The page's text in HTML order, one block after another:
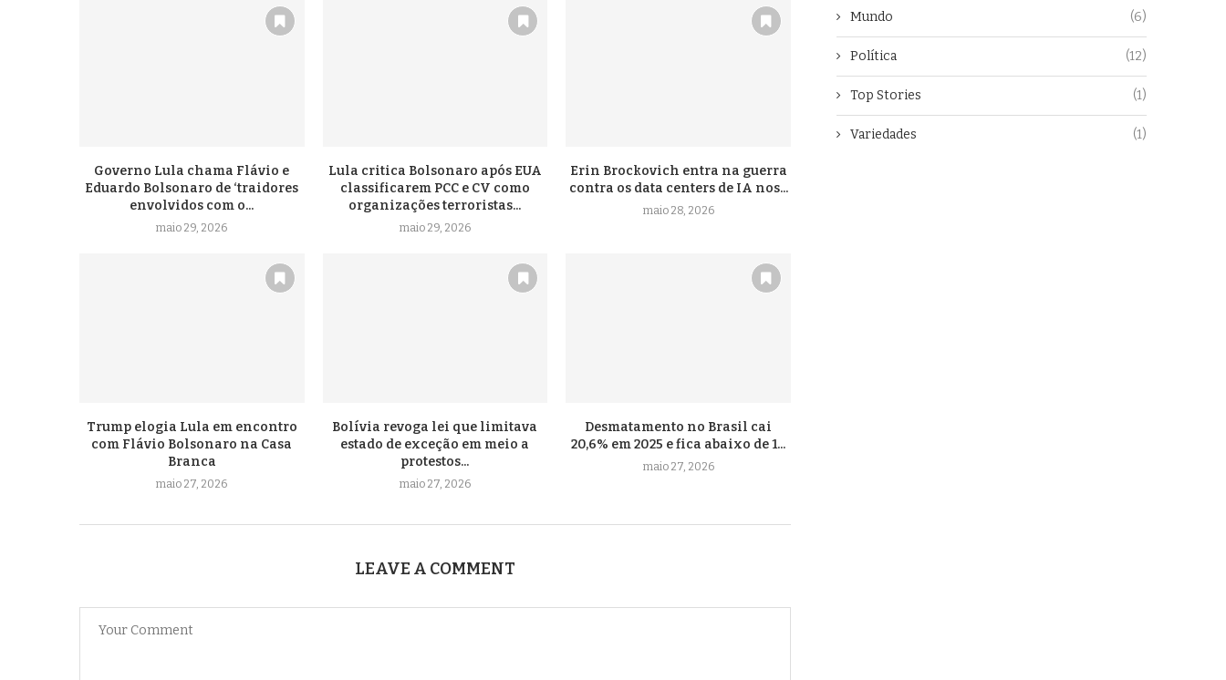
Governo Lula chama Flávio e
Eduardo Bolsonaro de ‘traidores
envolvidos com o...
maio 29, 2026
Lula critica Bolsonaro após EUA
classificarem PCC e CV como
organizações terroristas...
maio 29, 2026
Erin Brockovich entra na guerra
contra os data centers de IA nos...
maio 28, 2026
Trump elogia Lula em encontro
com Flávio Bolsonaro na Casa
Branca
maio 27, 2026
Bolívia revoga lei que limitava
estado de exceção em meio a
protestos...
maio 27, 2026
Desmatamento no Brasil cai
20,6% em 2025 e fica abaixo de 1...
maio 27, 2026
LEAVE A COMMENT
Mundo (6)
Política (12)
Top Stories (1)
Variedades (1)